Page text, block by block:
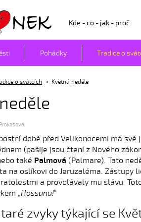
Kde - co - jak - proč
Pohádky Tradice o
o svátcích Květná neděle
době před Velikonocemi má své
(pašije jsou čtení z Nového
také Palmová (Palmare). Tato
na oslíkovi do Jeruzaléma. Zástupy
a provolávaly mu slávu.
„Hossana!“
zvyky týkající se